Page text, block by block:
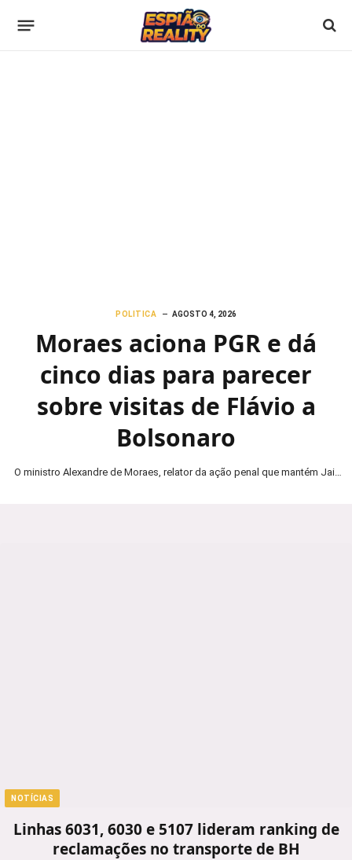
POLITICA AGOSTO 4, 2026
Moraes aciona PGR e dá
cinco dias para parecer
sobre visitas de Flávio a
Bolsonaro
O ministro Alexandre de Moraes, relator da ação penal que mantém Jair
NOTÍCIAS
Linhas 6031, 6030 e 5107 lideram ranking de
reclamações no transporte de BH